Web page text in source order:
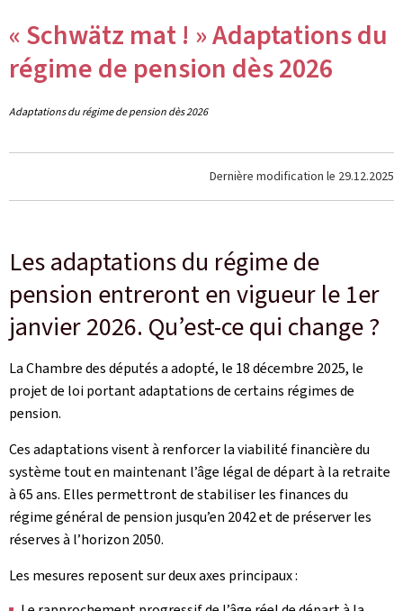
« Schwätz mat ! » Adaptations du
régime de pension dès 2026
Adaptations du régime de pension dès 2026
Dernière modification le 29.12.2025
Les adaptations du régime de
pension entreront en vigueur le 1er
janvier 2026. Qu’est-ce qui change ?
La Chambre des députés a adopté, le 18 décembre 2025, le
projet de loi portant adaptations de certains régimes de
pension.
Ces adaptations visent à renforcer la viabilité financière du
système tout en maintenant l’âge légal de départ à la retraite
à 65 ans. Elles permettront de stabiliser les finances du
régime général de pension jusqu’en 2042 et de préserver les
réserves à l’horizon 2050.
Les mesures reposent sur deux axes principaux :